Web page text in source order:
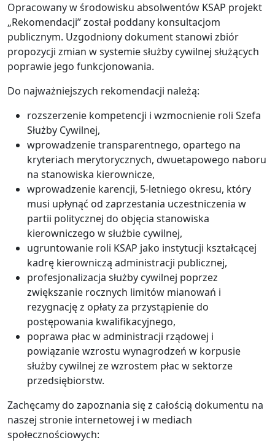
Opracowany w środowisku absolwentów KSAP projekt
„Rekomendacji” został poddany konsultacjom
publicznym. Uzgodniony dokument stanowi zbiór
propozycji zmian w systemie służby cywilnej służących
poprawie jego funkcjonowania.
Do najważniejszych rekomendacji należą:
rozszerzenie kompetencji i wzmocnienie roli Szefa
Służby Cywilnej,
wprowadzenie transparentnego, opartego na
kryteriach merytorycznych, dwuetapowego naboru
na stanowiska kierownicze,
wprowadzenie karencji, 5-letniego okresu, który
musi upłynąć od zaprzestania uczestniczenia w
partii politycznej do objęcia stanowiska
kierowniczego w służbie cywilnej,
ugruntowanie roli KSAP jako instytucji kształcącej
kadrę kierowniczą administracji publicznej,
profesjonalizacja służby cywilnej poprzez
zwiększanie rocznych limitów mianowań i
rezygnację z opłaty za przystąpienie do
postępowania kwalifikacyjnego,
poprawa płac w administracji rządowej i
powiązanie wzrostu wynagrodzeń w korpusie
służby cywilnej ze wzrostem płac w sektorze
przedsiębiorstw.
Zachęcamy do zapoznania się z całością dokumentu na
naszej stronie internetowej i w mediach
społecznościowych: